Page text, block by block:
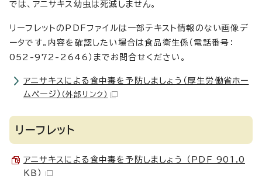
では、アニサキス幼虫は死滅しません。
リーフレットのPDFファイルは一部テキスト情報のない画像デ
ータです。内容を確認したい場合は食品衛生係（電話番号：
052-972-2646）までお問合せください。
アニサキスによる食中毒を予防しましょう（厚生労働省ホー
ムページ） （外部リンク）
リーフレット
アニサキスによる食中毒を予防しましょう （PDF 901.0
KB）